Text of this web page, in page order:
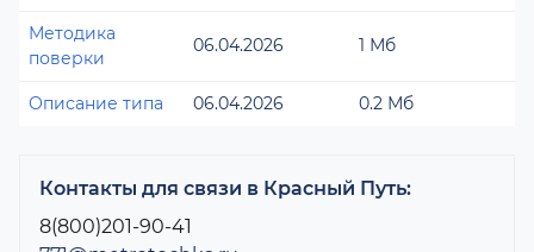
Методика
поверки
06.04.2026 1 Мб
Описание типа 06.04.2026 0.2 Мб
Контакты для связи в Красный Путь:
8(800)201-90-41